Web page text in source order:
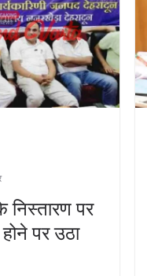
निस्तारण पर
पर उठा